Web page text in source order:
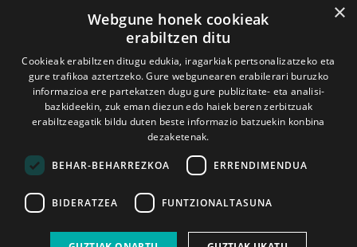
2026ko eka. 1a 2026ko mar. 1a
×
Webgune honek cookieak
erabiltzen ditu
Cookieak erabiltzen ditugu edukia, iragarkiak pertsonalizatzeko eta
gure trafikoa aztertzeko. Gure webgunearen erabilerari buruzko
informazioa ere partekatzen dugu gure publizitate- eta analisi-
bazkideekin, zuk eman diezun edo haiek beren zerbitzuak
erabiltzeagatik bildu duten beste informazio batzuekin konbina
dezaketenak.
BEHAR-BEHARREZKOA ERRENDIMENDUA
BIDERATZEA FUNTZIONALTASUNA